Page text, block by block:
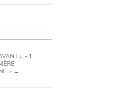
», « 1
» →